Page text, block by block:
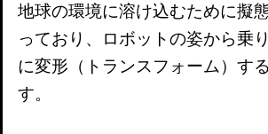
地球の環境に溶け込むために擬
っており、ロボットの姿から乗
に変形（トランスフォーム）す
す。